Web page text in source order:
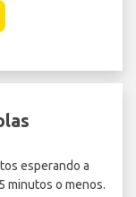
esperando a
minutos o menos.